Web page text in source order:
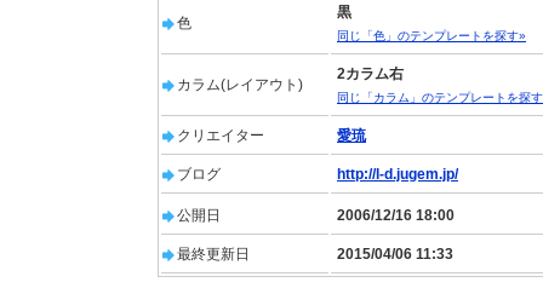
色
黒
同じ「色」のテンプレートを探す»
カラム(レイアウト)
2カラム右
同じ「カラム」のテンプレートを探
クリエイター 愛琉
ブログ http://l-d.jugem.jp/
公開日 2006/12/16 18:00
最終更新日 2015/04/06 11:33